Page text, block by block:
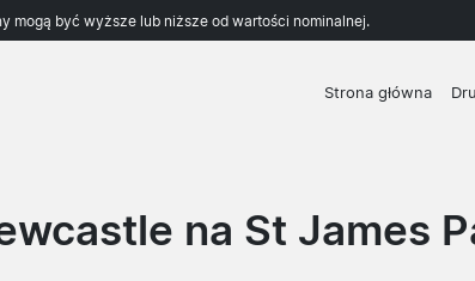
mogą być wyższe lub niższe od wartości nominalnej.
Strona główna
na St James